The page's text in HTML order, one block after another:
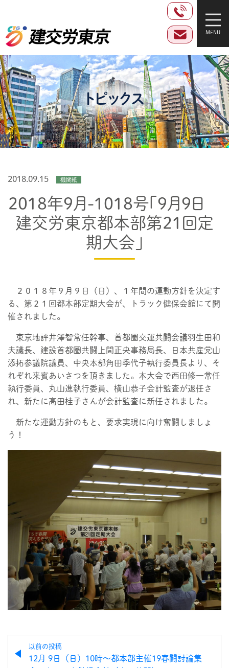
トピックス
2018.09.15 機関紙
2018年9月-1018号「9月9日
建交労東京都本部第21回定
期大会」
２０１８年９月９日（日）、１年間の運動方針を決定す
る、第２１回都本部定期大会が、トラック健保会館にて開
催されました。
東京地評井澤智常任幹事、首都圏交運共闘会議羽生田和
夫議長、建設首都圏共闘上間正央事務局長、日本共産党山
添拓参議院議員、中央本部角田季代子執行委員長より、そ
れぞれ来賓あいさつを頂きました。本大会で西田修一常任
執行委員、丸山進執行委員、横山恭子会計監査が退任さ
れ、新たに高田桂子さんが会計監査に新任されました。
新たな運動方針のもと、要求実現に向け奮闘しましょ
う！
以前の投稿
12月 9日（日）10時～都本部主催19春闘討論集